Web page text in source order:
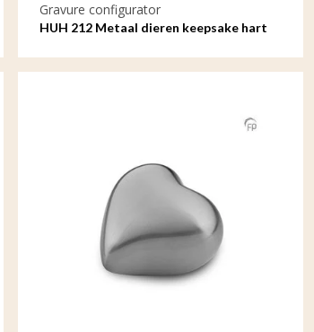
Gravure configurator
HUH 212 Metaal dieren keepsake hart